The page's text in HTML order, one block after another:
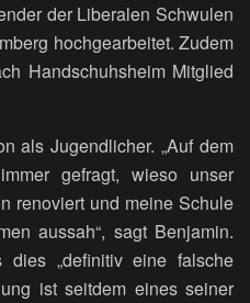
der Liberalen Schwulen
hochgearbeitet. Zudem
Handschuhsheim Mitglied
als Jugendlicher. „Auf dem
gefragt, wieso unser
renoviert und meine Schule
aussah“, sagt Benjamin.
„definitiv eine falsche
ist seitdem eines seiner